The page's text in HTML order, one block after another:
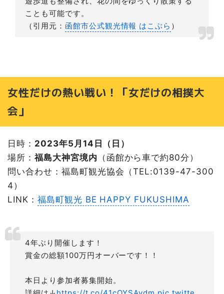
ことも可能です。
（引用元： 函館市公式観光情報 はこぶら ）
女性だけの熱い戦い！「女だけの相撲大
会」
日時： 2023年5月14日（日）
場所： 福島大神宮境内 （函館から車で約80分）
問い合わせ：福島町観光協会（TEL:0139-47-300
4）
LINK： 福島町観光 BE HAPPY FUKUSHIMA
4年ぶり開催します！
賞金の総額100万円オーバーです！！
本日より参加者募集開始。